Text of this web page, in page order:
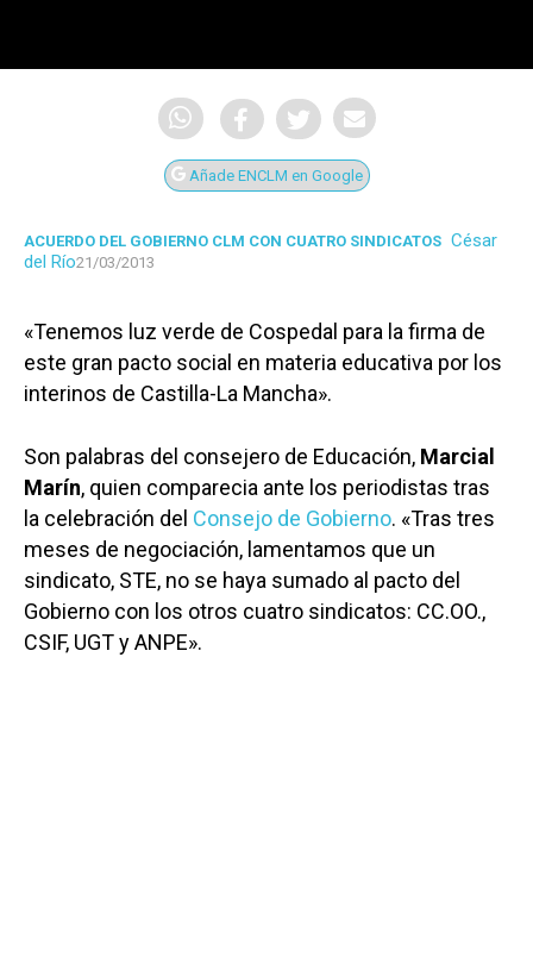
Añade ENCLM en Google
ACUERDO DEL GOBIERNO CLM CON CUATRO SINDICATOS César
del Río21/03/2013
«Tenemos luz verde de Cospedal para la firma de
este gran pacto social en materia educativa por los
interinos de Castilla-La Mancha».
Son palabras del consejero de Educación, Marcial
Marín, quien comparecia ante los periodistas tras
la celebración del Consejo de Gobierno. «Tras tres
meses de negociación, lamentamos que un
sindicato, STE, no se haya sumado al pacto del
Gobierno con los otros cuatro sindicatos: CC.OO.,
CSIF, UGT y ANPE».